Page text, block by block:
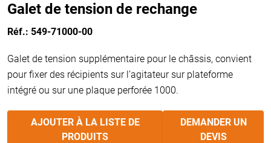
Galet de tension de rechange
Réf.: 549-71000-00
Galet de tension supplémentaire pour le châssis, convient
pour fixer des récipients sur l’agitateur sur plateforme
intégré ou sur une plaque perforée 1000.
AJOUTER À LA LISTE DE
PRODUITS
DEMANDER UN
DEVIS